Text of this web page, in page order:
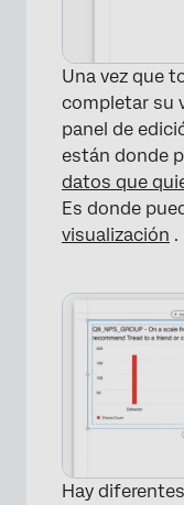
Una vez que
completar su
panel de
están donde
datos que
Es donde
visualización .
Hay